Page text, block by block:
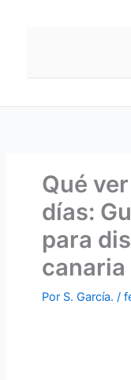
Qué
días:
para
canaria
Por S. García./